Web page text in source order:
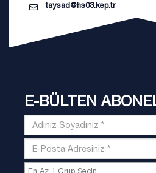
taysad@hs03.kep.tr
E-BÜLTEN